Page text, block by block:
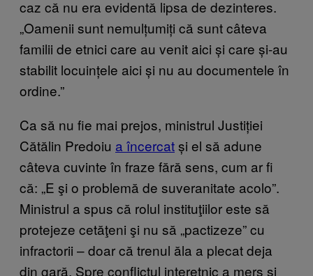
caz că nu era evidentă lipsa de dezinteres.
„Oamenii sunt nemulțumiți că sunt câteva
familii de etnici care au venit aici și care și-au
stabilit locuințele aici și nu au documentele în
ordine.”
Ca să nu fie mai prejos, ministrul Justiției
Cătălin Predoiu a încercatși el să adune
câteva cuvinte în fraze fără sens, cum ar fi
că: „E şi o problemă de suveranitate acolo”.
Ministrul a spus că rolul instituţiilor este să
protejeze cetăţeni şi nu să „pactizeze” cu
infractorii – doar că trenul ăla a plecat deja
din gară. Spre conflictul interetnic a mers și